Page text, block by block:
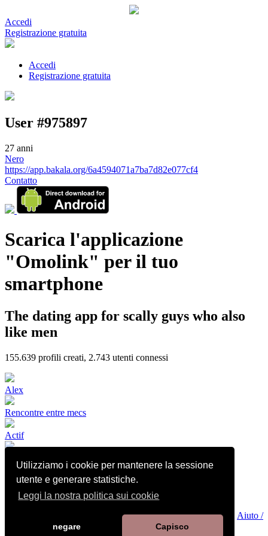
Utilizziamo i cookie per mantenere la sessione
utente e generare statistiche.
Leggi la nostra politica sui cookie
negare Capisco
Accedi
Registrazione gratuita
Accedi
Registrazione gratuita
User #975897
27 anni
Nero
https://app.bakala.org/6a4594071a7ba7d82e077cf4
Contatto
Scarica l'applicazione
"Omolink" per il tuo
smartphone
The dating app for scally guys who also
like men
155.639 profili creati, 2.743 utenti connessi
Alex
Rencontre entre mecs
Actif
🇩🇿🔝BI
Politica sulla sicurezza dei bambini
Aiuto /